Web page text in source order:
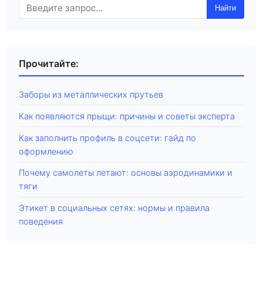
Найти
Прочитайте:
Заборы из металлических прутьев
Как появляются прыщи: причины и советы эксперта
Как заполнить профиль в соцсети: гайд по
оформлению
Почему самолеты летают: основы аэродинамики и
тяги
Этикет в социальных сетях: нормы и правила
поведения